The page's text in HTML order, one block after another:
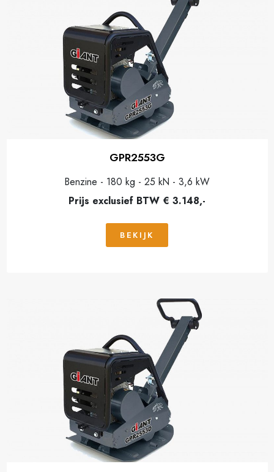
GPR2553G
Benzine - 180 kg - 25 kN - 3,6 kW
Prijs exclusief BTW € 3.148,-
BEKIJK